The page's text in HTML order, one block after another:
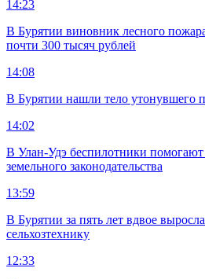
14:23
В Бурятии виновник лесного
почти 300 тысяч рублей
14:08
В Бурятии нашли тело утонувшего
14:02
В Улан-Удэ беспилотники
земельного законодательства
13:59
В Бурятии за пять лет вдвое
сельхозтехнику
12:33